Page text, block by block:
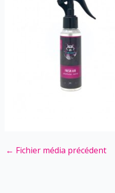
← Fichier média précédent